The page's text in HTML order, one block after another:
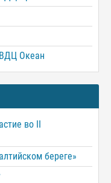
ВДЦ Океан
во II
береге»